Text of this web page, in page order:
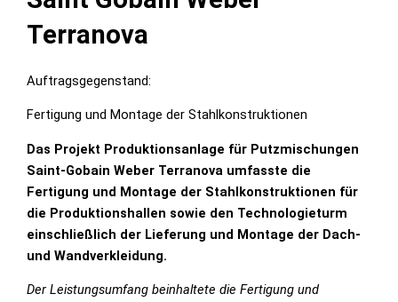
Terranova
Auftragsgegenstand:
Fertigung und Montage der Stahlkonstruktionen
Das Projekt Produktionsanlage für Putzmischungen
Saint-Gobain Weber Terranova umfasste die
Fertigung und Montage der Stahlkonstruktionen für
die Produktionshallen sowie den Technologieturm
einschließlich der Lieferung und Montage der Dach-
und Wandverkleidung.
Der Leistungsumfang beinhaltete die Fertigung und